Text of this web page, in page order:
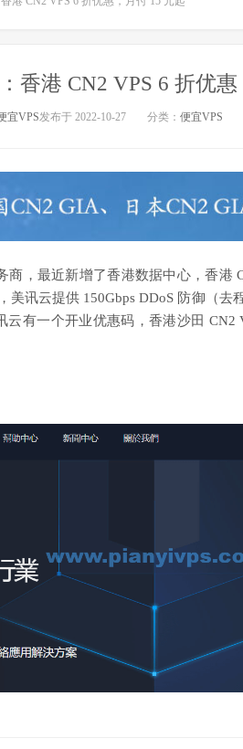
香港 CN2 VPS 6 折优
宜VPS发布于 2022-10-27 分类： 便宜VPS
商，最近新增了香港数据中心，香港
美讯云提供 150Gbps DDoS 防御（去
云有一个开业优惠码，香港沙田 CN2